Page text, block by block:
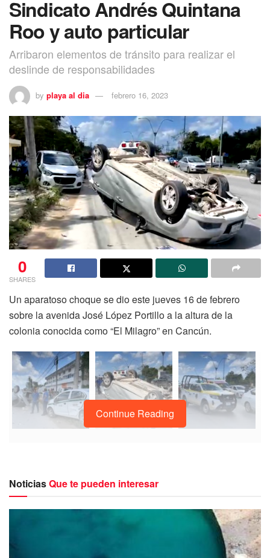
Sindicato Andrés Quintana
Roo y auto particular
Arribaron elementos de tránsito para realizar el
deslinde de responsabilidades
by playa al dia febrero 16, 2023
0
SHARES
Un aparatoso choque se dio este jueves 16 de febrero
sobre la avenida José López Portillo a la altura de la
colonia conocida como “El Milagro” en Cancún.
Pasado el mediodía, reportaron al número de emergencias
911 un fuerte accidente vial en el que los choferes de
ambos vehículos resultaron lesionados.
Continue Reading
NoticiasQue te pueden interesar